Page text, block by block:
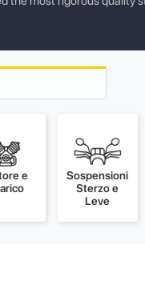
e
Sospensioni
Sterzo e
Leve